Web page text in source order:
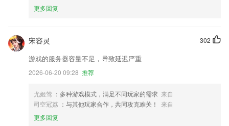
更多回复
302
宋容灵
游戏的服务器容量不足，导致延迟严重
2026-06-20 09:28 推荐
尤姬莺 ：多种游戏模式，满足不同玩家的需求 来自
司空冠荔 ：与其他玩家合作，共同攻克难关！
来自
更多回复